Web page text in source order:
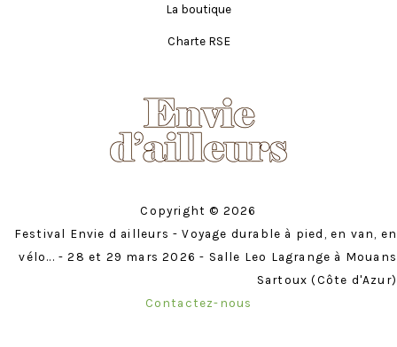
La boutique
Charte RSE
Copyright © 2026
Festival Envie d ailleurs - Voyage durable à pied, en van, en
vélo... - 28 et 29 mars 2026 - Salle Leo Lagrange à Mouans
Sartoux (Côte d'Azur)
Contactez-nous